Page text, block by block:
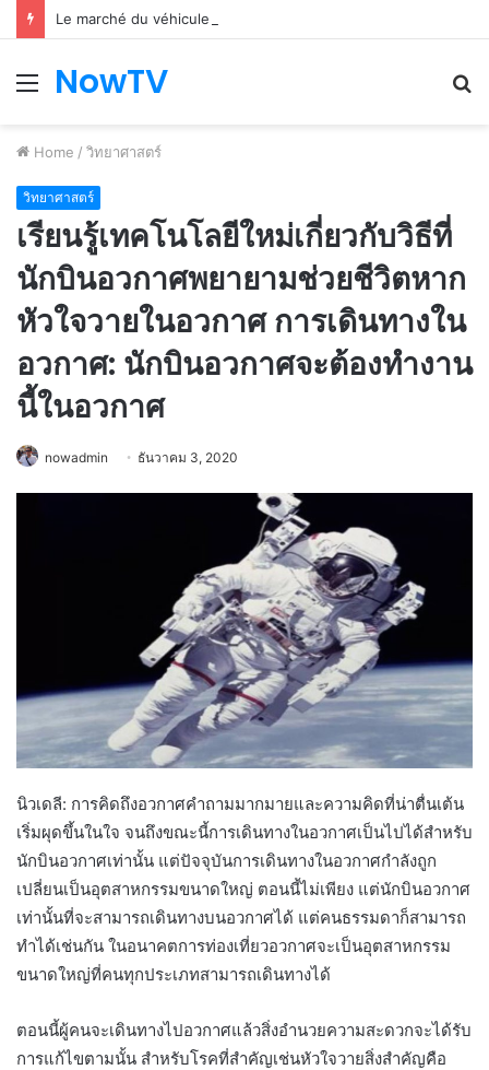
Le marché du véhicule d’occasion en plein essor
Menu
NowTV
Home / วิทยาศาสตร์
วิทยาศาสตร์
เรียนรู้เทคโนโลยีใหม่เกี่ยวกับวิธีที่
นักบินอวกาศพยายามช่วยชีวิตหาก
หัวใจวายในอวกาศ การเดินทางใน
อวกาศ: นักบินอวกาศจะต้องทำงาน
นี้ในอวกาศ
nowadmin ธันวาคม 3, 2020
นิวเดลี: การคิดถึงอวกาศคำถามมากมายและความคิดที่น่าตื่นเต้น
เริ่มผุดขึ้นในใจ จนถึงขณะนี้การเดินทางในอวกาศเป็นไปได้สำหรับ
นักบินอวกาศเท่านั้น แต่ปัจจุบันการเดินทางในอวกาศกำลังถูก
เปลี่ยนเป็นอุตสาหกรรมขนาดใหญ่ ตอนนี้ไม่เพียง แต่นักบินอวกาศ
เท่านั้นที่จะสามารถเดินทางบนอวกาศได้ แต่คนธรรมดาก็สามารถ
ทำได้เช่นกัน ในอนาคตการท่องเที่ยวอวกาศจะเป็นอุตสาหกรรม
ขนาดใหญ่ที่คนทุกประเภทสามารถเดินทางได้
ตอนนี้ผู้คนจะเดินทางไปอวกาศแล้วสิ่งอำนวยความสะดวกจะได้รับ
การแก้ไขตามนั้น สำหรับโรคที่สำคัญเช่นหัวใจวายสิ่งสำคัญคือ